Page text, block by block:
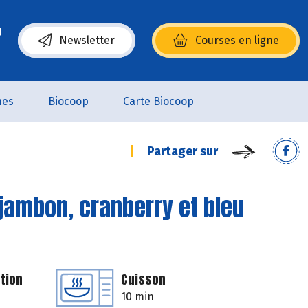
Newsletter Courses en ligne
(s’ouvre dans une nouvelle fenêtre)
Biocoop Carte Biocoop
Partager sur
cranberry et bleu
Cuisson
10 min